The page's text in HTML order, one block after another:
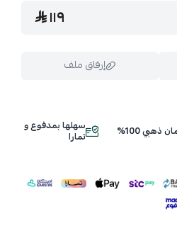
١١٩
إرفاق ملف
الملف هناذهبي 100% سهلها بمدفوع و
تمارا